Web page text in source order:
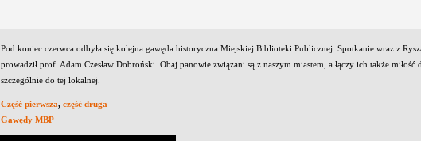
Pod koniec czerwca odbyła się kolejna gawęda historyczna Miejskiej Biblioteki Publicznej. Spotkanie wraz z
prowadził prof. Adam Czesław Dobroński. Obaj panowie związani są z naszym miastem, a łączy ich także miłość
szczególnie do tej lokalnej.
Część pierwsza,część druga
Gawędy MBP